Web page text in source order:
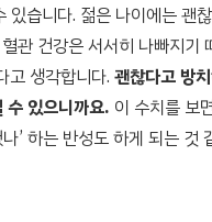
있습니다. 젊은 나이에는 괜
관 건강은 서서히 나빠지기
고 생각합니다. 괜찮다고 방
수 있으니까요. 이 수치를 보
’ 하는 반성도 하게 되는 것